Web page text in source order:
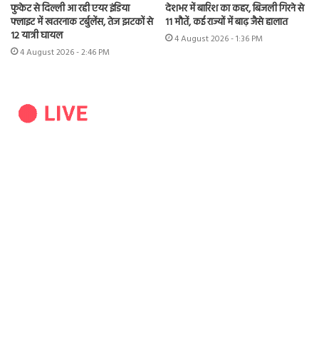
फुकेट से दिल्ली आ रही एयर इंडिया
फ्लाइट में खतरनाक टर्बुलेंस, तेज झटकों से
12 यात्री घायल
4 August 2026 - 2:46 PM
देशभर में बारिश का कहर, बिजली गिरने से
11 मौतें, कई राज्यों में बाढ़ जैसे हालात
4 August 2026 - 1:36 PM